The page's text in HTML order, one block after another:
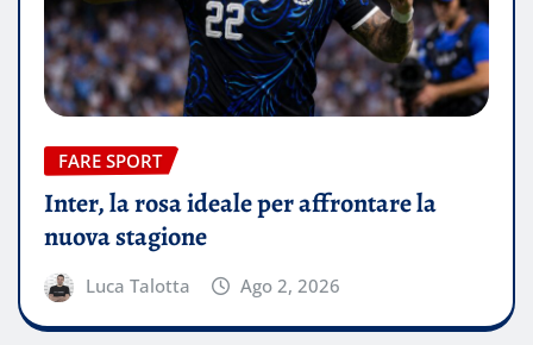
FARE SPORT
Inter, la rosa ideale per affrontare la
nuova stagione
Luca Talotta Ago 2, 2026